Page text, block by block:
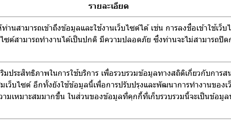
รายละเอียด
านสามารถเข้าถึงข้อมูลและใช้งานเว็บไซต์ได้ เช่น การลงชื่อเข้าใช้เว็
ซต์สามารถทำงานได้เป็นปกติ มีความปลอดภัย ซึ่งท่านจะไม่สามารถปิด
มประสิทธิภาพในการใช้บริการ เพื่อรวบรวมข้อมูลทางสถิติเกี่ยวกับการส
เว็บไซต์ อีกทั้งยังใช้ข้อมูลนี้เพื่อการปรับปรุงและพัฒนาการทำงานของเ
มเหมาะสมมากขึ้น ในส่วนของข้อมูลที่คุกกี้ที่เก็บรวบรวมนี้จะเป็นข้อมูล